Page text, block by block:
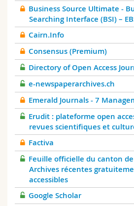
Business Source Ultimate -
Searching Interface (BSI) –
Cairn.Info
Consensus (Premium)
Directory of Open Access
e-newspaperarchives.ch
Emerald Journals - 7
Erudit : plateforme open
revues scientifiques et
Factiva
Feuille officielle du canton
Archives récentes
accessibles
Google Scholar